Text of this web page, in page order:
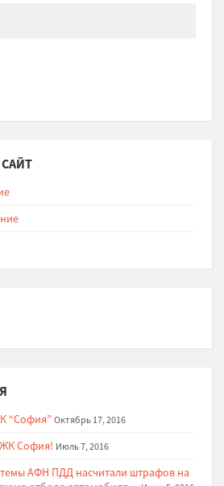
“София” Октябрь 17, 2016
ЖК София! Июль 7, 2016
АФН ПДД насчитали штрафов на